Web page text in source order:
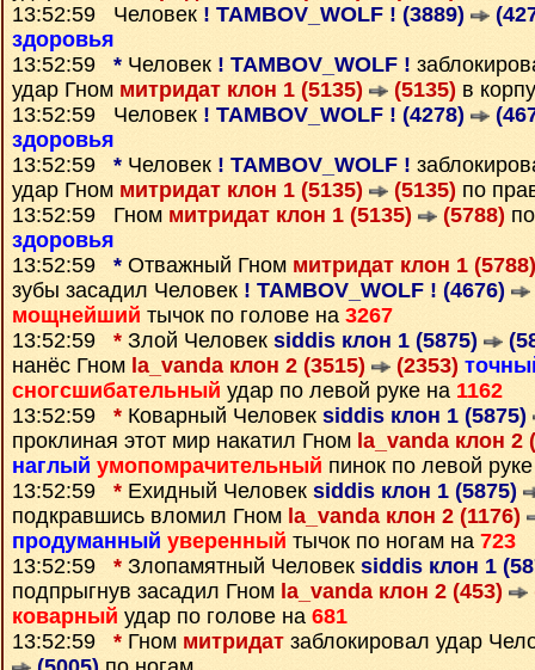
13:52:59 Человек ! TAMBOV_WOLF ! (3889)
здоровья
13:52:59 * Человек ! TAMBOV_WOLF !
удар Гном митридат клон 1 (5135) (5135) в
13:52:59 Человек ! TAMBOV_WOLF ! (4278)
здоровья
13:52:59 * Человек ! TAMBOV_WOLF !
удар Гном митридат клон 1 (5135) (5135) по
13:52:59 Гном митридат клон 1 (5135) (5788)
здоровья
13:52:59 * Отважный Гном митридат клон 1
зубы засадил Человек ! TAMBOV_WOLF ! (4676)
мощнейший тычок по голове на 3267
13:52:59 * Злой Человек siddis клон 1 (5875)
нанёс Гном la_vanda клон 2 (3515) (2353)
сногсшибательный удар по левой руке на 1162
13:52:59 * Коварный Человек siddis клон 1 (5875)
проклиная этот мир накатил Гном la_vanda клон 2
наглый умопомрачительный пинок по левой
13:52:59 * Ехидный Человек siddis клон 1 (5875)
подкравшись вломил Гном la_vanda клон 2 (1176)
продуманный уверенный тычок по ногам на 723
13:52:59 * Злопамятный Человек siddis клон 1
подпрыгнув засадил Гном la_vanda клон 2 (453)
коварный удар по голове на 681
13:52:59 * Гном митридат заблокировал удар